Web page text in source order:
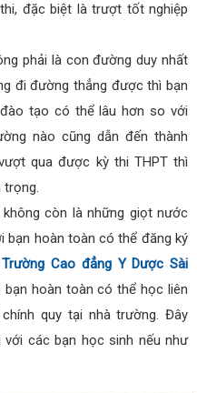
đặc biệt là trượt tốt nghiệp
phải là con đường duy nhất
đi đường thẳng được thì bạn
tạo có thể lâu hơn so với
nào cũng dẫn đến thành
qua được kỳ thi THPT thì
trọng.
còn là những giọt nước
bạn hoàn toàn có thể đăng ký
Trường Cao đẳng Y Dược Sài
hoàn toàn có thể học liên
quy tại nhà trường. Đây
các bạn học sinh nếu như